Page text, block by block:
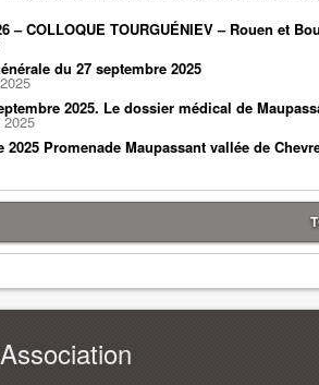
– COLLOQUE TOURGUÉNIEV – Rouen et
du 27 septembre 2025
2025. Le dossier médical de
2025
2025 Promenade Maupassant vallée de